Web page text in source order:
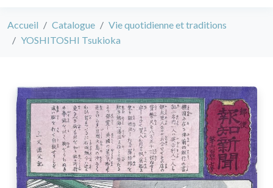
Accueil Catalogue
Vie quotidienne et traditions
YOSHITOSHI Tsukioka